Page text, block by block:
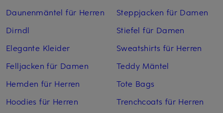
Daunenmäntel für Herren
Dirndl
Elegante Kleider
Felljacken für Damen
Hemden für Herren
Hoodies für Herren
Steppjacken für Damen
Stiefel für Damen
Sweatshirts für Herren
Teddy Mäntel
Tote Bags
Trenchcoats für Herren